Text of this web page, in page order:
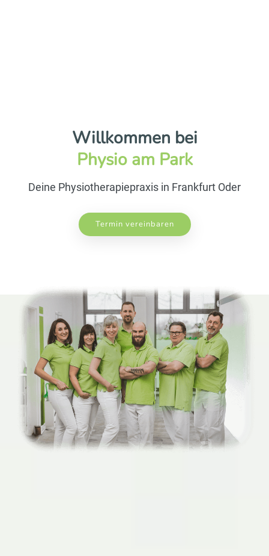
Willkommen bei
Physio am Park
Deine Physiotherapiepraxis in Frankfurt Oder
Termin vereinbaren